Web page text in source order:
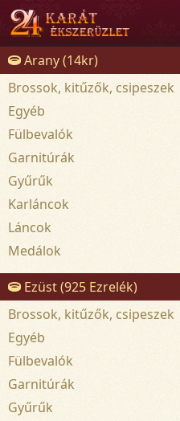
Arany (14kr)
Brossok, kitűzők, csipeszek
Egyéb
Fülbevalók
Garnitúrák
Gyűrűk
Karláncok
Láncok
Medálok
Ezüst (925 Ezrelék)
Brossok, kitűzők, csipeszek
Egyéb
Fülbevalók
Garnitúrák
Gyűrűk